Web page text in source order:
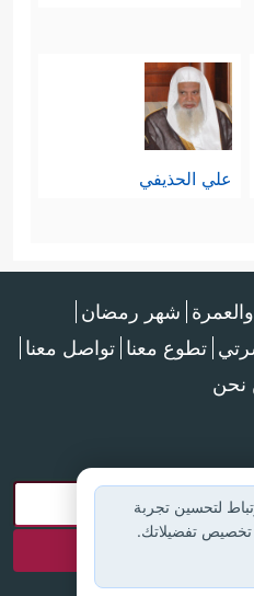
علي الحذيفي
شهر رمضان
تطوع معنا تواصل معنا
نحن
لتحسين تجربة
تخصيص تفضيلاتك.